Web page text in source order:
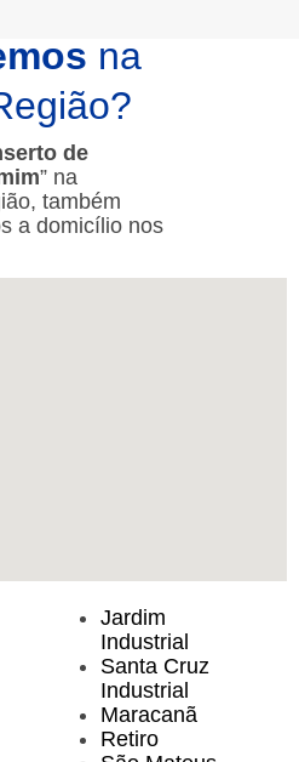
na
de
” na
também
a domicílio nos
Jardim
Industrial
Santa Cruz
Industrial
Maracanã
Retiro